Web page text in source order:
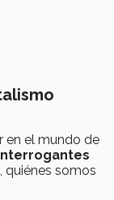
en el mundo de
quiénes somos